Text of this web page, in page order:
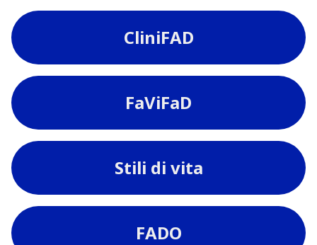
CliniFAD
FaViFaD
Stili di vita
FADO